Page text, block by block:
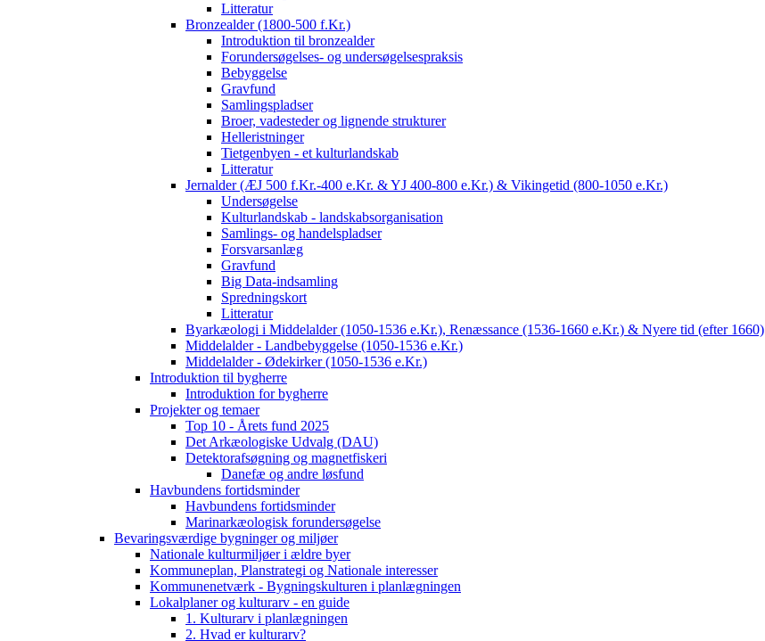
Litteratur
Bronzealder (1800-500 f.Kr.)
Introduktion til bronzealder
Forundersøgelses- og undersøgelsespraksis
Bebyggelse
Gravfund
Samlingspladser
Broer, vadesteder og lignende strukturer
Helleristninger
Tietgenbyen - et kulturlandskab
Litteratur
Jernalder (ÆJ 500 f.Kr.-400 e.Kr. & YJ 400-800 e.Kr.) & Vikingetid (800-1050 e.Kr.)
Undersøgelse
Kulturlandskab - landskabsorganisation
Samlings- og handelspladser
Forsvarsanlæg
Gravfund
Big Data-indsamling
Spredningskort
Litteratur
Byarkæologi i Middelalder (1050-1536 e.Kr.), Renæssance (1536-1660 e.Kr.) & Nyere tid (efter 1660)
Middelalder - Landbebyggelse (1050-1536 e.Kr.)
Middelalder - Ødekirker (1050-1536 e.Kr.)
Introduktion til bygherre
Introduktion for bygherre
Projekter og temaer
Top 10 - Årets fund 2025
Det Arkæologiske Udvalg (DAU)
Detektorafsøgning og magnetfiskeri
Danefæ og andre løsfund
Havbundens fortidsminder
Havbundens fortidsminder
Marinarkæologisk forundersøgelse
Bevaringsværdige bygninger og miljøer
Nationale kulturmiljøer i ældre byer
Kommuneplan, Planstrategi og Nationale interesser
Kommunenetværk - Bygningskulturen i planlægningen
Lokalplaner og kulturarv - en guide
1. Kulturarv i planlægningen
2. Hvad er kulturarv?